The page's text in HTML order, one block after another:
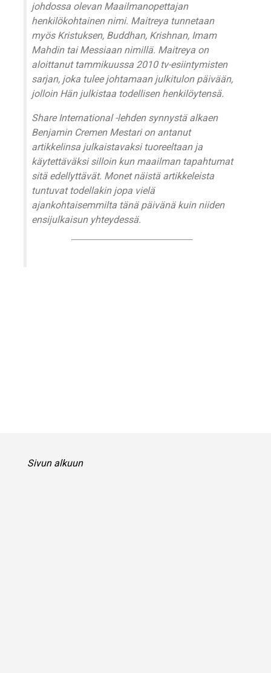
johdossa olevan Maailmanopettajan
henkilökohtainen nimi. Maitreya tunnetaan
myös Kristuksen, Buddhan, Krishnan, Imam
Mahdin tai Messiaan nimillä. Maitreya on
aloittanut tammikuussa 2010 tv-esiintymisten
sarjan, joka tulee johtamaan julkitulon päivään,
jolloin Hän julkistaa todellisen henkilöytensä.
Share International -lehden synnystä alkaen
Benjamin Cremen Mestari on antanut
artikkelinsa julkaistavaksi tuoreeltaan ja
käytettäväksi silloin kun maailman tapahtumat
sitä edellyttävät. Monet näistä artikkeleista
tuntuvat todellakin jopa vielä
ajankohtaisemmilta tänä päivänä kuin niiden
ensijulkaisun yhteydessä.
Sivun alkuun